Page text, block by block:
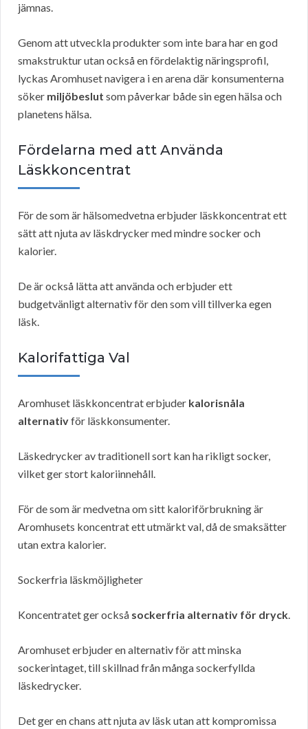
jämnas.
Genom att utveckla produkter som inte bara har en god
smakstruktur utan också en fördelaktig näringsprofil,
lyckas Aromhuset navigera i en arena där konsumenterna
söker miljöbeslut som påverkar både sin egen hälsa och
planetens hälsa.
Fördelarna med att Använda
Läskkoncentrat
För de som är hälsomedvetna erbjuder läskkoncentrat ett
sätt att njuta av läskdrycker med mindre socker och
kalorier.
De är också lätta att använda och erbjuder ett
budgetvänligt alternativ för den som vill tillverka egen
läsk.
Kalorifattiga Val
Aromhuset läskkoncentrat erbjuder kalorisnåla
alternativför läskkonsumenter.
Läskedrycker av traditionell sort kan ha rikligt socker,
vilket ger stort kaloriinnehåll.
För de som är medvetna om sitt kaloriförbrukning är
Aromhusets koncentrat ett utmärkt val, då de smaksätter
utan extra kalorier.
Sockerfria läskmöjligheter
Koncentratet ger också sockerfria alternativ för dryck.
Aromhuset erbjuder en alternativ för att minska
sockerintaget, till skillnad från många sockerfyllda
läskedrycker.
Det ger en chans att njuta av läsk utan att kompromissa